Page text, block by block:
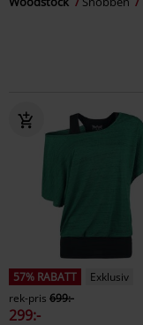
57% RABATT
Exklusiv
rek-pris 699:-
299:-